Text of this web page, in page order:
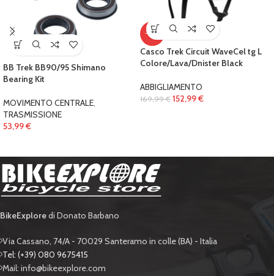
BB Trek BB90/95 Shimano
Bearing Kit
MOVIMENTO CENTRALE,
TRASMISSIONE
53,99€
-10%
Casco Trek Circuit WaveCel tg L
Colore/Lava/Dnister Black
ABBIGLIAMENTO
169,99€ 152,99€
BikeExploredi Donato Barbano
Via Cassano, 74/A - 70029 Santeramo in colle (BA) - Italia
Tel: (+39) 080 9675415
Mail: info@bikeexplore.com